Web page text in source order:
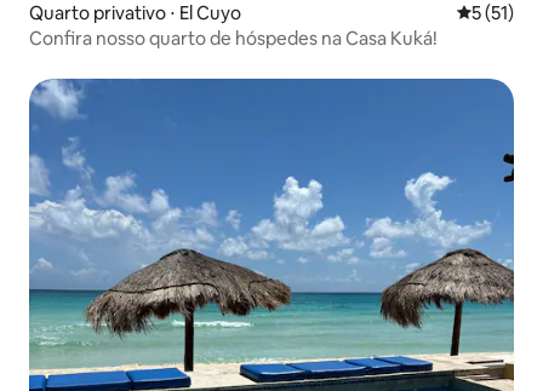
Quarto privativo ⋅ El Cuyo 5 de uma
5 (51)
Confira nosso quarto de hóspedes na Casa Kuká!